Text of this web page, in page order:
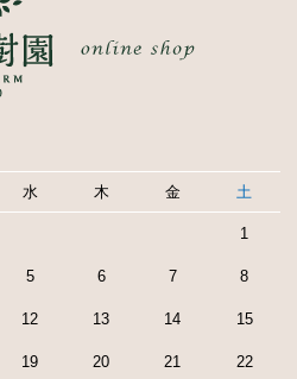
水 木 金 土
1
5 6 7 8
12 13 14 15
19 20 21 22